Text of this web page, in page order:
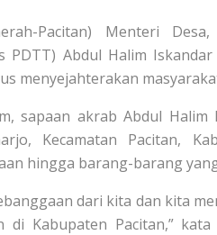
Pacitan) Menteri
PDTT) Abdul Halim
menyejahterakan
sapaan akrab Abdul
Kecamatan Pacitan,
hingga barang-barang
dari kita dan kita
di Kabupaten Pacitan,”